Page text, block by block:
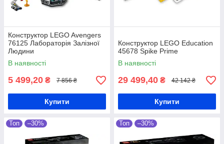
Конструктор LEGO Avengers
76125 Лабораторія Залізної
Людини
В наявності
5 499,20 ₴ 7 856 ₴
Купити
Конструктор LEGO Education
45678 Spike Prime
В наявності
29 499,40 ₴ 42 142 ₴
Купити
Топ –30% Топ –30%